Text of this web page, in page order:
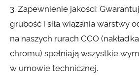
3. Zapewnienie jakości:
grubość i siła wiązania warstwy
na naszych rurach CCO
chromu) spełniają wszystkie
w umowie technicznej.